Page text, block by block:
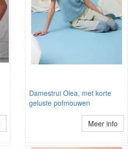
Damestrui Olea, met korte
geluste pofmouwen
Meer info